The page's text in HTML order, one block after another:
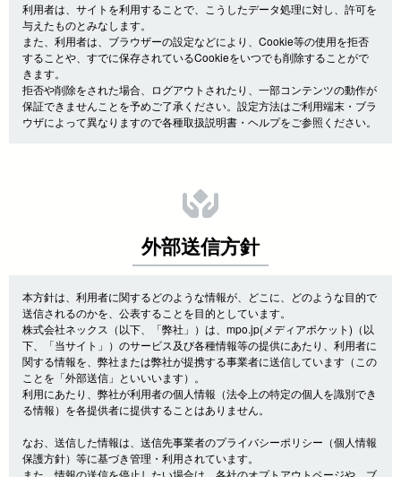
利用者は、サイトを利用することで、こうしたデータ処理に対し、許可を
与えたものとみなします。
また、利用者は、ブラウザーの設定などにより、Cookie等の使用を拒否
することや、すでに保存されているCookieをいつでも削除することがで
きます。
拒否や削除をされた場合、ログアウトされたり、一部コンテンツの動作が
保証できませんことを予めご了承ください。設定方法はご利用端末・ブラ
ウザによって異なりますので各種取扱説明書・ヘルプをご参照ください。
外部送信方針
本方針は、利用者に関するどのような情報が、どこに、どのような目的で
送信されるのかを、公表することを目的としています。
株式会社ネックス（以下、「弊社」）は、mpo.jp(メディアポケット)（以
下、「当サイト」）のサービス及び各種情報等の提供にあたり、利用者に
関する情報を、弊社または弊社が提携する事業者に送信しています（この
ことを「外部送信」といいいます）。
利用にあたり、弊社が利用者の個人情報（法令上の特定の個人を識別でき
る情報）を各提供者に提供することはありません。
なお、送信した情報は、送信先事業者のプライバシーポリシー（個人情報
保護方針）等に基づき管理・利用されています。
また、情報の送信を停止したい場合は、各社のオプトアウトページや、ブ